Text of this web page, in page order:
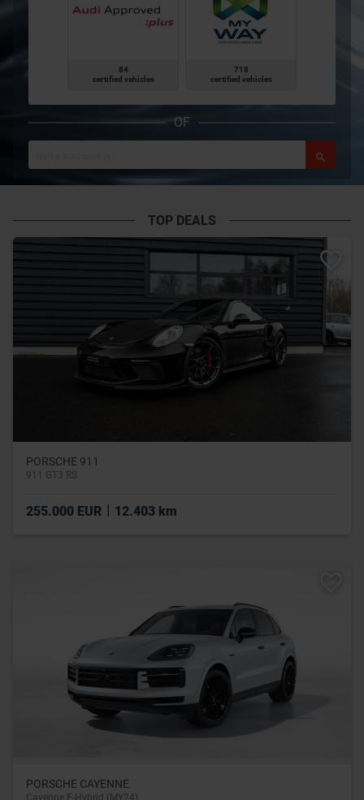
84
certified vehicles
718
certified vehicles
OF
TOP DEALS
PORSCHE 911
911 GT3 RS
255.000 EUR 12.403 km
PORSCHE CAYENNE